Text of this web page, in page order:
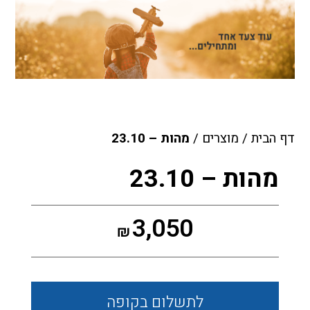
דף הבית / מוצרים / מהות – 23.10
מהות – 23.10
₪3,050
לתשלום בקופה